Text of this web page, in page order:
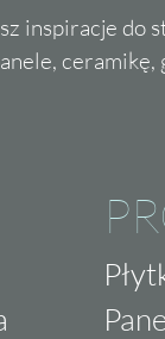
inspiracje do